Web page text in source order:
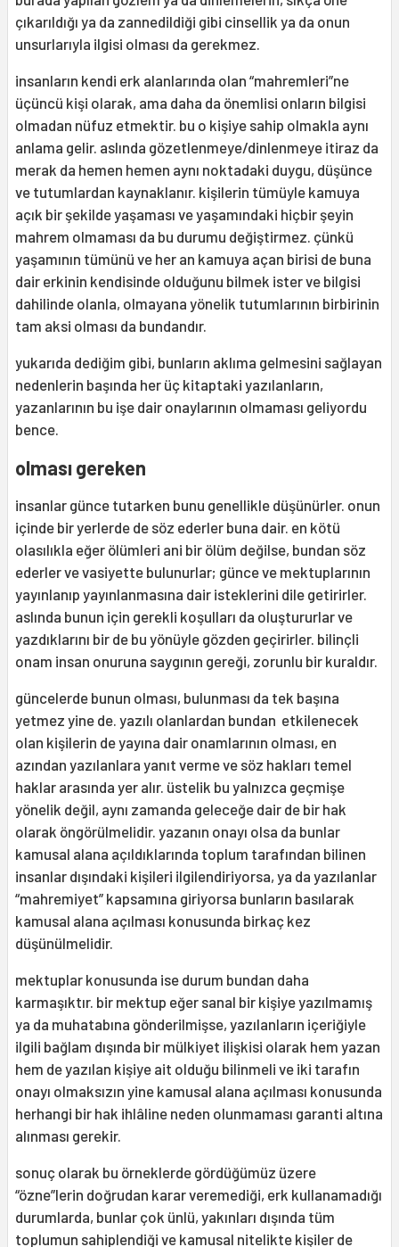
çıkarıldığı ya da zannedildiği gibi cinsellik ya da onun
unsurlarıyla ilgisi olması da gerekmez.
insanların kendi erk alanlarında olan “mahremleri”ne
üçüncü kişi olarak, ama daha da önemlisi onların bilgisi
olmadan nüfuz etmektir. bu o kişiye sahip olmakla aynı
anlama gelir. aslında gözetlenmeye/dinlenmeye itiraz da
merak da hemen hemen aynı noktadaki duygu, düşünce
ve tutumlardan kaynaklanır. kişilerin tümüyle kamuya
açık bir şekilde yaşaması ve yaşamındaki hiçbir şeyin
mahrem olmaması da bu durumu değiştirmez. çünkü
yaşamının tümünü ve her an kamuya açan birisi de buna
dair erkinin kendisinde olduğunu bilmek ister ve bilgisi
dahilinde olanla, olmayana yönelik tutumlarının birbirinin
tam aksi olması da bundandır.
yukarıda dediğim gibi, bunların aklıma gelmesini sağlayan
nedenlerin başında her üç kitaptaki yazılanların,
yazanlarının bu işe dair onaylarının olmaması geliyordu
bence.
olması gereken
insanlar günce tutarken bunu genellikle düşünürler. onun
içinde bir yerlerde de söz ederler buna dair. en kötü
olasılıkla eğer ölümleri ani bir ölüm değilse, bundan söz
ederler ve vasiyette bulunurlar; günce ve mektuplarının
yayınlanıp yayınlanmasına dair isteklerini dile getirirler.
aslında bunun için gerekli koşulları da oluştururlar ve
yazdıklarını bir de bu yönüyle gözden geçirirler. bilinçli
onam insan onuruna saygının gereği, zorunlu bir kuraldır.
güncelerde bunun olması, bulunması da tek başına
yetmez yine de. yazılı olanlardan bundan etkilenecek
olan kişilerin de yayına dair onamlarının olması, en
azından yazılanlara yanıt verme ve söz hakları temel
haklar arasında yer alır. üstelik bu yalnızca geçmişe
yönelik değil, aynı zamanda geleceğe dair de bir hak
olarak öngörülmelidir. yazanın onayı olsa da bunlar
kamusal alana açıldıklarında toplum tarafından bilinen
insanlar dışındaki kişileri ilgilendiriyorsa, ya da yazılanlar
“mahremiyet” kapsamına giriyorsa bunların basılarak
kamusal alana açılması konusunda birkaç kez
düşünülmelidir.
mektuplar konusunda ise durum bundan daha
karmaşıktır. bir mektup eğer sanal bir kişiye yazılmamış
ya da muhatabına gönderilmişse, yazılanların içeriğiyle
ilgili bağlam dışında bir mülkiyet ilişkisi olarak hem yazan
hem de yazılan kişiye ait olduğu bilinmeli ve iki tarafın
onayı olmaksızın yine kamusal alana açılması konusunda
herhangi bir hak ihlâline neden olunmaması garanti altına
alınması gerekir.
sonuç olarak bu örneklerde gördüğümüz üzere
“özne”lerin doğrudan karar veremediği, erk kullanamadığı
durumlarda, bunlar çok ünlü, yakınları dışında tüm
toplumun sahiplendiği ve kamusal nitelikte kişiler de